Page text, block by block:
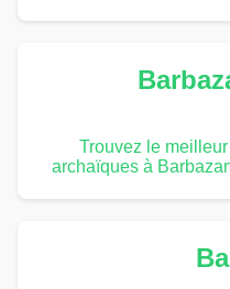
Trouvez le
archaïques à